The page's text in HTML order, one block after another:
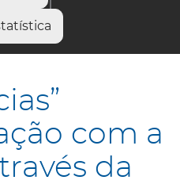
com a Natureza através da
com a
da